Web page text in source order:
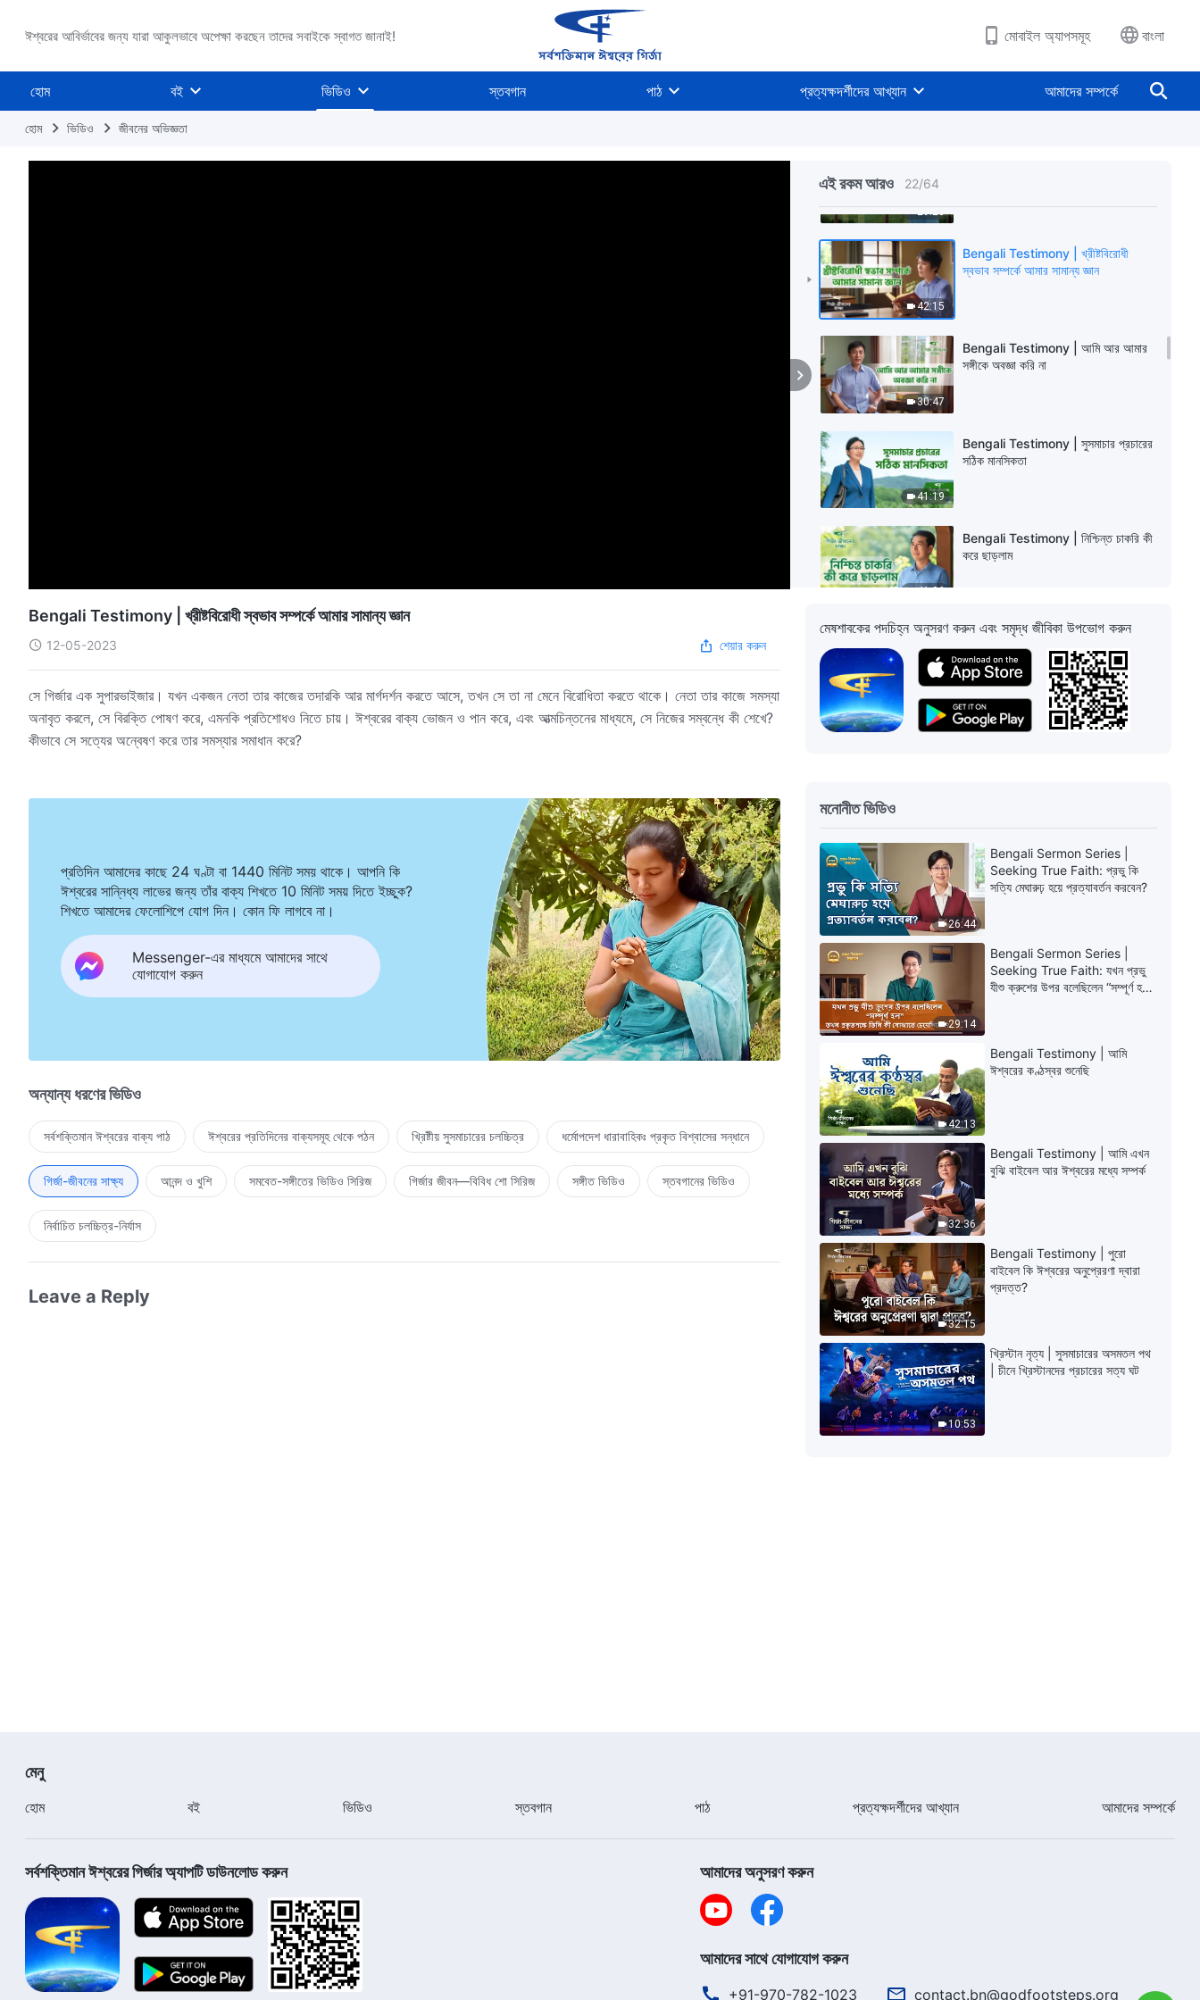
ঈশ্বরের আবির্ভাবের জন্য যারা আকুলভাবে অপেক্ষা করছেন তাদের সবাইকে স্বাগত জানাই! মোবাইল অ্যাপসমূহ বাংলা
হোম বই ভিডিও স্তবগান পাঠ প্রত্যক্ষদর্শীদের আখ্যান আমাদের সম্পর্কে
হোম ভিডিও জীবনের অভিজ্ঞতা
এই রকম আরও 22/64
29:20
42:15
Bengali Testimony | খ্রীষ্টবিরোধী
স্বভাব সম্পর্কে আমার সামান্য জ্ঞান
30:47
Bengali Testimony | আমি আর আমার
সঙ্গীকে অবজ্ঞা করি না
41:19
Bengali Testimony | সুসমাচার প্রচারের
সঠিক মানসিকতা
41:26
Bengali Testimony | নিশ্চিন্ত চাকরি কী
করে ছাড়লাম
31:50
Bengali Testimony | একজন সহকর্মী
প্রতিদ্বন্দ্বী নয়
Bengali Testimony | মায়ানমারবাসী এক
32:11
39:41
Bengali Christian Testimony |
একজন ডাক্তারের পছন্দ
47:39
Bengali Christian Testimony | চতুর
ও প্রতারক হওয়ার ফলে পাওয়া যন্ত্রণাময় শিক্ষা
35:23
Bengali Testimony | ঈশ্বর নির্ভরতাই
পরম জ্ঞান
38:48
Bengali Testimony | স্বাচ্ছন্দ্যের লোভ
আপনাকে কিছুই দিতে পারে না
43:27
Bengali Testimony | কর্তব্যপালনের
মাধ্যমে আমার রূপান্তর
Bengali Testimony | দায়িত্ববোধই হল
ভালোভাবে সুসমাচার প্রচারের চাবিকাঠি
Bengali Testimony | খ্রীষ্টবিরোধী স্বভাব সম্পর্কে আমার সামান্য জ্ঞান
12-05-2023 শেয়ার করুন
সে গির্জার এক সুপারভাইজার। যখন একজন নেতা তার কাজের তদারকি আর মার্গদর্শন করতে আসে, তখন সে তা না মেনে বিরোধিতা করতে থাকে। নেতা তার কাজে সমস্যা
অনাবৃত করলে, সে বিরক্তি পোষণ করে, এমনকি প্রতিশোধও নিতে চায়। ঈশ্বরের বাক্য ভোজন ও পান করে, এবং আত্মচিন্তনের মাধ্যমে, সে নিজের সম্বন্ধে কী শেখে?
কীভাবে সে সত্যের অন্বেষণ করে তার সমস্যার সমাধান করে?
প্রতিদিন আমাদের কাছে 24 ঘণ্টা বা 1440 মিনিট সময় থাকে। আপনি কি
ঈশ্বরের সান্নিধ্য লাভের জন্য তাঁর বাক্য শিখতে 10 মিনিট সময় দিতে ইচ্ছুক?
শিখতে আমাদের ফেলোশিপে যোগ দিন। কোন ফি লাগবে না।
Messenger-এর মাধ্যমে আমাদের সাথে
যোগাযোগ করুন
অন্যান্য ধরণের ভিডিও
সর্বশক্তিমান ঈশ্বরের বাক্য পাঠ ঈশ্বরের প্রতিদিনের বাক্যসমূহ থেকে পঠন খ্রিষ্টীয় সুসমাচারের চলচ্চিত্র ধর্মোপদেশ ধারাবাহিকঃ প্রকৃত বিশ্বাসের সন্ধানে
গির্জা-জীবনের সাক্ষ্য আনন্দ ও খুশি সমবেত-সঙ্গীতের ভিডিও সিরিজ গির্জার জীবন—বিবিধ শো সিরিজ সঙ্গীত ভিডিও স্তবগানের ভিডিও
নির্বাচিত চলচ্চিত্র-নির্যাস
Leave a Reply
মেষশাবকের পদচিহ্ন অনুসরণ করুন এবং সমৃদ্ধ জীবিকা উপভোগ করুন
মনোনীত ভিডিও
26:44
Bengali Sermon Series |
Seeking True Faith: প্রভু কি
সত্যি মেঘারুঢ় হয়ে প্রত্যাবর্তন করবেন?
29:14
Bengali Sermon Series |
Seeking True Faith: যখন প্রভু
যীশু ক্রুশের উপর বলেছিলেন “সম্পূর্ণ হল”
42:13
Bengali Testimony | আমি
ঈশ্বরের কণ্ঠস্বর শুনেছি
32:36
Bengali Testimony | আমি এখন
বুঝি বাইবেল আর ঈশ্বরের মধ্যে সম্পর্ক
32:15
Bengali Testimony | পুরো
বাইবেল কি ঈশ্বরের অনুপ্রেরণা দ্বারা
প্রদত্ত?
10:53
খ্রিস্টান নৃত্য | সুসমাচারের অসমতল পথ
| চীনে খ্রিস্টানদের প্রচারের সত্য ঘট
মেনু
হোম বই ভিডিও স্তবগান পাঠ প্রত্যক্ষদর্শীদের আখ্যান আমাদের সম্পর্কে
সর্বশক্তিমান ঈশ্বরের গির্জার অ্যাপটি ডাউনলোড করুন আমাদের অনুসরণ করুন
আমাদের সাথে যোগাযোগ করুন
+91-970-782-1023 contact.bn@godfootsteps.org